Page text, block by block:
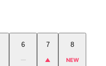
6 7 8